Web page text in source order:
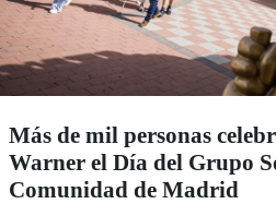
Más de mil personas
Warner el Día del Grupo
Comunidad de Madrid